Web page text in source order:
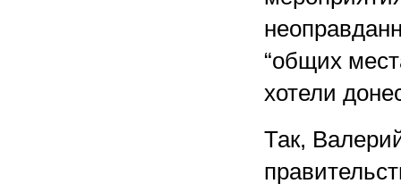
“общих
хотели
Так,